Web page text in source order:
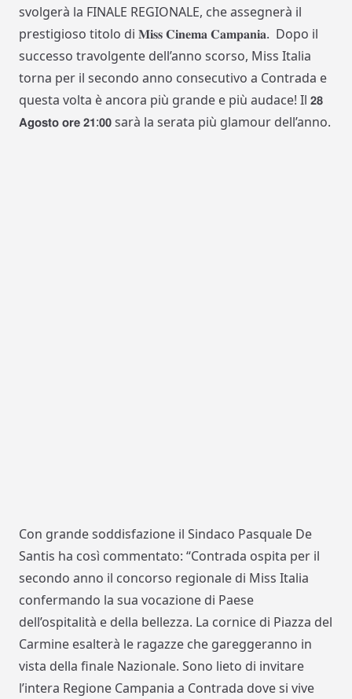
svolgerà la FINALE REGIONALE, che assegnerà il
prestigioso titolo di 𝐌𝐢𝐬𝐬 𝐂𝐢𝐧𝐞𝐦𝐚 𝐂𝐚𝐦𝐩𝐚𝐧𝐢𝐚. Dopo il
successo travolgente dell’anno scorso, Miss Italia
torna per il secondo anno consecutivo a Contrada e
questa volta è ancora più grande e più audace! Il 𝟮𝟴
𝗔𝗴𝗼𝘀𝘁𝗼 𝗼𝗿𝗲 𝟮𝟭:𝟬𝟬 sarà la serata più glamour dell’anno.
Con grande soddisfazione il Sindaco Pasquale De
Santis ha così commentato: “Contrada ospita per il
secondo anno il concorso regionale di Miss Italia
confermando la sua vocazione di Paese
dell’ospitalità e della bellezza. La cornice di Piazza del
Carmine esalterà le ragazze che gareggeranno in
vista della finale Nazionale. Sono lieto di invitare
l’intera Regione Campania a Contrada dove si vive